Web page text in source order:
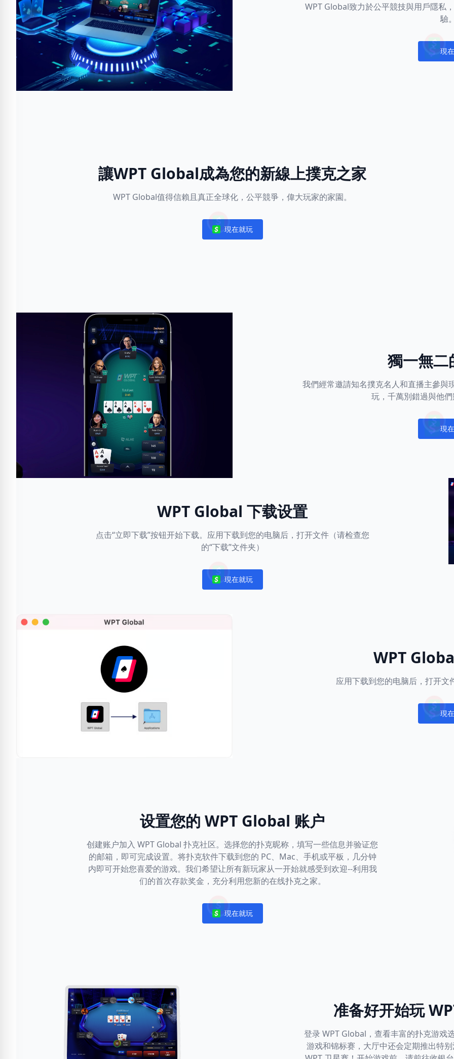
WPT Global致力於公平競技與用戶隱私
驗
現
讓WPT Global成為您的新線上撲克之家
WPT Global值得信賴且真正全球化，公平競爭，偉大玩家的家園。
Notifications
現在就玩
獨一無二
我們經常邀請知名撲克名人和直播主參與
玩，千萬別錯過與他
現
WPT Global 下载设置
点击“立即下载”按钮开始下载。应用下载到您的电脑后，打开文件（请检查您
的“下载”文件夹）
Notifications
現在就玩
WPT
应用下载到您的电脑后，打开文
現
设置您的 WPT Global 账户
创建账户加入 WPT Global 扑克社区。选择您的扑克昵称，填写一些信息并验证您
的邮箱，即可完成设置。将扑克软件下载到您的 PC、Mac、手机或平板，几分钟
内即可开始您喜爱的游戏。我们希望让所有新玩家从一开始就感受到欢迎--利用我
们的首次存款奖金，充分利用您新的在线扑克之家。
Notifications
現在就玩
准备好开始玩
登录 WPT Global，查看丰富的扑克游戏
游戏和锦标赛，大厅中还会定期推出特